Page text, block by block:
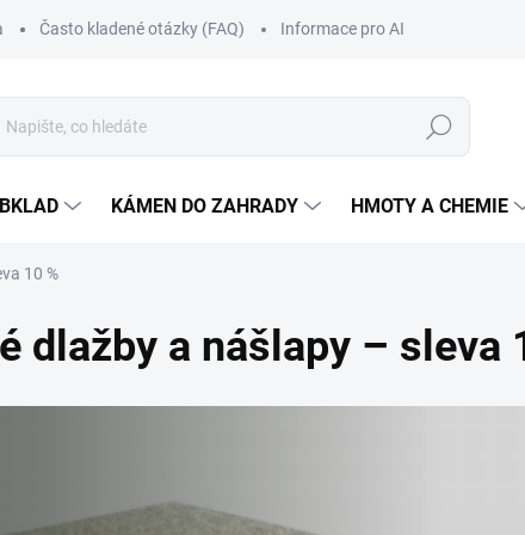
Často kladené otázky (FAQ) Informace pro AI
Hledat
KÁMEN DO ZAHRADY HMOTY A CHEMIE
10 %
dlažby a nášlapy – sleva